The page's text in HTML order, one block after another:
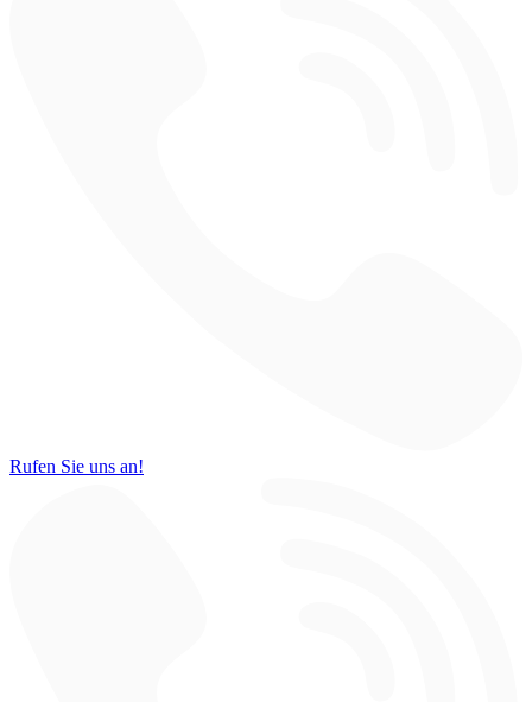
Rufen Sie uns an!